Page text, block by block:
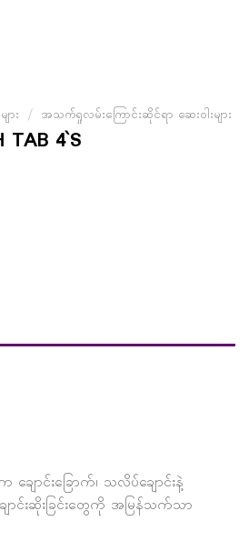
ား / အသက်ရှုလမ်းကြောင်းဆိုင်ရာ ဆေးဝါးများ
TAB 4`S
ချောင်းခြောက်၊ သလိပ်ချောင်းနဲ့
ျောင်းဆိုးခြင်းတွေကို အမြန်သက်သာ